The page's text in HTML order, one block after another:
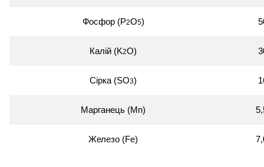
Фосфор (P2O5)
Калій (K2O)
Сірка (SO3)
Марганець (Mn)
Железо (Fe)